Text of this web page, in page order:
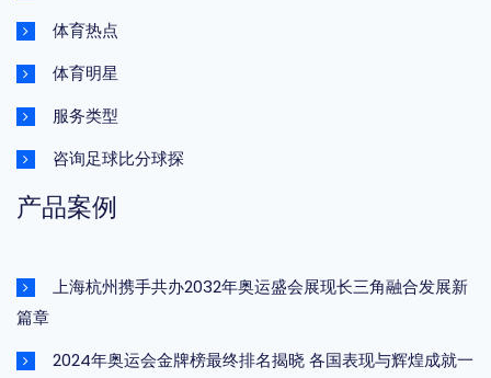
体育热点
体育明星
服务类型
咨询足球比分球探
产品案例
上海杭州携手共办2032年奥运盛会展现长三角融合发展新
篇章
2024年奥运会金牌榜最终排名揭晓 各国表现与辉煌成就一